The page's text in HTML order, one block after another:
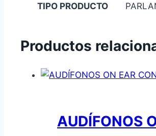
TIPO PRODUCTO
Productos
AUDÍFONOS